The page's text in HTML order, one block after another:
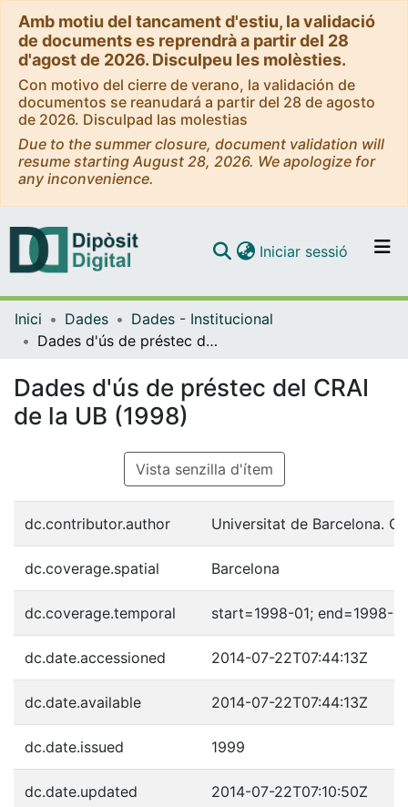
Amb motiu del tancament d'estiu, la validació
de documents es reprendrà a partir del 28
d'agost de 2026. Disculpeu les molèsties.
Con motivo del cierre de verano, la validación de
documentos se reanudará a partir del 28 de agosto
de 2026. Disculpad las molestias
Due to the summer closure, document validation will
resume starting August 28, 2026. We apologize for
any inconvenience.
Navega per tot el DD
Contacte
Iniciar sessió (current)
Inici Dades
Dades - Institucional
Dades d'ús de préstec del CRAI de la UB (1998)
Dades d'ús de préstec del CRAI
de la UB (1998)
Vista senzilla d'ítem
dc.contributor.author Universitat de Barcelona.
dc.coverage.spatial Barcelona
dc.coverage.temporal start=1998-01; end=1998-12
dc.date.accessioned 2014-07-22T07:44:13Z
dc.date.available 2014-07-22T07:44:13Z
dc.date.issued 1999
dc.date.updated 2014-07-22T07:10:50Z